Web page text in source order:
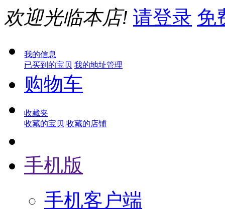
欢迎光临本店! 请登录 免
我的信息
已买到的宝贝 我的地址管理
购物车
收藏夹
收藏的宝贝 收藏的店铺
手机版
手机客户端